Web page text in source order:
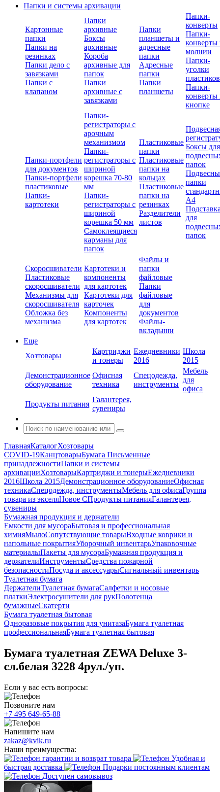
Папки и системы архивации
Картонные
папки
Папки на
резинках
Папки дело с
завязками
Папки с
клапаном
Папки
архивные
Боксы
архивные
Короба
архивные для
папок
Папки
архивные с
завязками
Папки
планшеты и
адресные
папки
Адресные
папки
Папки
планшеты
Папки-
конверты
Папки-
конверты
молнии
Папки-
уголки
Папки-
конверты
кнопке
Папки-портфели
для документов
Папки-портфели
пластиковые
Папки-
картотеки
Папки-
регистраторы с
арочным
механизмом
Папки-
регистраторы с
шириной
корешка 70-80
мм
Папки-
регистраторы с
шириной
корешка 50 мм
Самоклеящиеся
карманы для
папок
Пластиковые
папки
Пластиковые
папки на
кольцах
Пластиковые
папки на
резинках
Разделители
листов
Боксы для
папок
папки
А4
для
папок
Скоросшиватели
Пластиковые
скоросшиватели
Механизмы для
скоросшивателя
Обложка без
механизма
Картотеки и
компоненты
для картотек
Картотеки для
карточек
Компоненты
для картотек
Файлы и
папки
файловые
Папки
файловые
для
документов
Файлы-
вкладыши
Еще
Хозтовары
Картриджи
и тонеры
Ежедневники
2016
Школа
2015
Демонстрационное
оборудование
Офисная
техника
Спецодежда,
инструменты
Мебель
для
офиса
Продукты питания
Галантерея,
сувениры
ГлавнаяКаталогХозтовары
COVID-19КанцтоварыБумага Письменные
принадлежностиПапки и системы
архивацииХозтоварыКартриджи и тонерыЕжедневники
2016Школа 2015Демонстрационное оборудованиеОфисная
техникаСпецодежда, инструментыМебель для офисаГруппа
товара из экселяНовое СПродукты питанияГалантерея,
сувениры
Бумажная продукция и держатели
Емкости для мусораБытовая и профессиональная
химияМылоСопутствующие товарыВходные коврики и
напольные покрытияУборочный инвентарьУпаковочные
материалыПакеты для мусораБумажная продукция и
держателиИнструментыСредства пожарной
безопасностиПосуда и аксессуарыСигнальный инвентарь
Туалетная бумага
ДержателиТуалетная бумагаСалфетки и носовые
платкиЭлектросушители для рукПолотенца
бумажныеСкатерти
Бумага туалетная бытовая
Одноразовые покрытия для унитазаБумага туалетная
профессиональнаяБумага туалетная бытовая
Бумага туалетная ZEWA Deluxe 3-
сл.белая 3228 4рул./уп.
Если у вас есть вопросы:
Позвоните нам
+7 495 649-65-88
Напишите нам
zakaz@kvik.ru
Наши преимущества:
гарантии и возврат товара
Удобная и
быстрая доставка
Подарки постоянным клиентам
Доступен самовывоз